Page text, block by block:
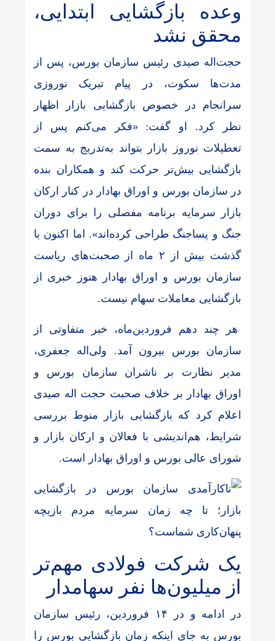
وعده بازگشایی ابتدایی،
محقق نشد
حجت‌اله صیدی رئیس سازمان بورس، پس از
مدت‌ها سکوت، در پیام تبریک نوروزی
سرانجام در خصوص بازگشایی بازار اظهار
نظر کرد. او گفت: «فکر می‌کنم پس از
تعطیلات نوروز بازار بتواند به‌تدریج به سمت
بازگشایی بیش‌تر حرکت کند و همکاران بنده
در سازمان بورس و اوراق بهادار در کنار ارکان
بازار سرمایه برنامه مفصلی را برای دوران
جنگ و پساجنگ طراحی کرده‌اند». اما اکنون با
گذشت بیش از ۲ ماه از صحبت‌های ریاست
سازمان بورس و اوراق بهادار هنوز خبری از
بازگشایی معاملات سهام نیست.
هر چند دهم فروردین‌ماه، خبر متفاوتی از
سازمان بورس بیرون آمد. ولی‌اله جعفری،
مدیر نظارت بر ناشران سازمان بورس و
اوراق بهادار بر خلاف صحبت حجت اله صیدی
اعلام کرد که بازگشایی بازار منوط بررسی
شرایط، هم‌اندیشی با فعالان و ارکان بازار و
شورای عالی بورس و اوراق بهادار است.
یک شرکت فولادی مهم‌تر
از میلیون‌ها نفر سهامدار
در ادامه و در ۱۴ فروردین، رئیس سازمان
بورس به جای اینکه زمان بازگشایی بورس را